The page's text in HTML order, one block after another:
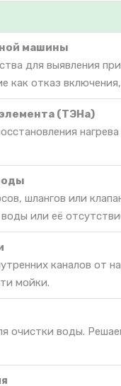
машины
для выявления
как отказ
(ТЭНа)
шлангов или
или её
каналов от
мойки.
очистки воды.